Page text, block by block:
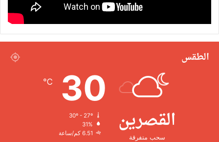
الطقس
القصرين
سحب متفرقة
30
℃
31%
6.51 كم/ساعة